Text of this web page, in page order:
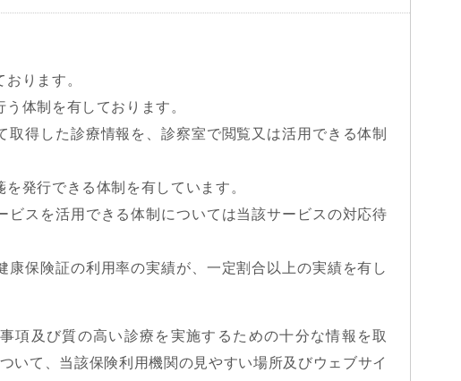
ります。
う体制を有しております。
取得した診療情報を、診察室で閲覧又は活用できる体制
を発行できる体制を有しています。
ビスを活用できる体制については当該サービスの対応待
康保険証の利用率の実績が、一定割合以上の実績を有し
項及び質の高い診療を実施するための十分な情報を取
いて、当該保険利用機関の見やすい場所及びウェブサイ